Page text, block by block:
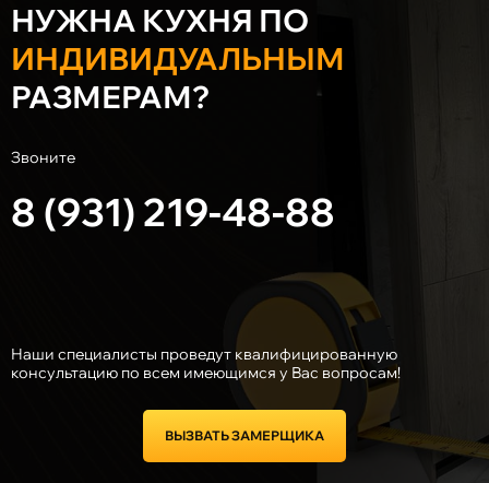
НУЖНА КУХНЯ ПО
ИНДИВИДУАЛЬНЫМ
РАЗМЕРАМ?
Звоните
8 (931) 219-48-88
Наши специалисты проведут квалифицированную
консультацию по всем имеющимся у Вас вопросам!
ВЫЗВАТЬ ЗАМЕРЩИКА